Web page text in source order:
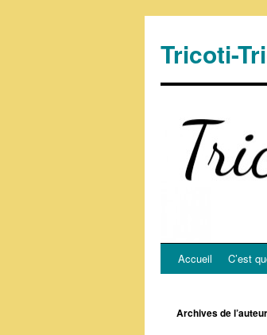
Tricoti-
Accueil C’est
Archives de